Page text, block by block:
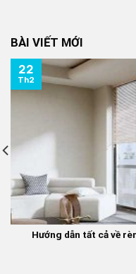
BÀI VIẾT MỚI
Hướng dẫn tất cả về
22
Th2